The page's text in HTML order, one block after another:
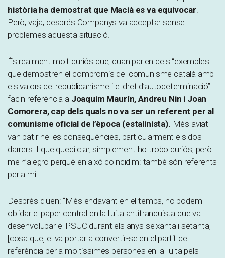
història ha demostrat que Macià es va equivocar
Però, vaja, després Companys va acceptar sense
problemes aquesta situació.
És realment molt curiós que, quan parlen dels “exemples
que demostren el compromís del comunisme català amb
els valors del republicanisme i el dret d’autodeterminació”
facin referència a Joaquim Maurín, Andreu Nin i Joan
Comorera, cap dels quals no va ser un referent per al
comunisme oficial de l’època (estalinista). Més aviat
van patir-ne les conseqüències, particularment els dos
darrers. I que quedi clar, simplement ho trobo curiós, però
me n’alegro perquè en això coincidim: també són referents
per a mi.
Després diuen: “Més endavant en el temps, no podem
oblidar el paper central en la lluita antifranquista que va
desenvolupar el PSUC durant els anys seixanta i setanta,
[cosa que] el va portar a convertir-se en el partit de
referència per a moltíssimes persones en la lluita pels